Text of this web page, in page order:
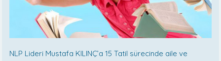
NLP Lideri Mustafa KILINÇ’a 15 Tatil sürecinde aile ve